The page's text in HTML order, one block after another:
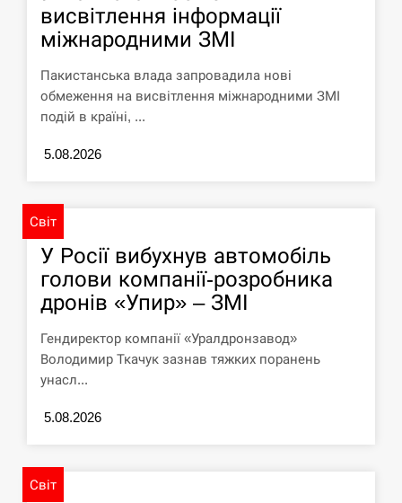
СЕРПЕНЬ
12:23
Силы обороны поразили российскую
переправу, склады и другие важные
объекты…
12:10
циклоспорозу, захворіли понад 10
СЕРПЕНЬ
11:53
Под огнем “Эпицентр”, ROZETKA и
СЕРПЕНЬ
11:40
У зоопарку Токіо через спеку загинули
три левиці
СЕРПЕНЬ
висвітлення інформації
міжнародними ЗМІ
Пакистанська влада запровадила нові
обмеження на висвітлення міжнародними ЗМІ
подій в країні, ...
5.08.2026
Світ
У Росії вибухнув автомобіль
голови компанії-розробника
дронів «Упир» – ЗМІ
Гендиректор компанії «Уралдронзавод»
Володимир Ткачук зазнав тяжких поранень
унасл...
5.08.2026
Світ